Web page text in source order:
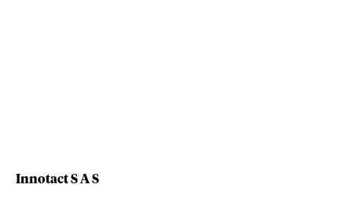
Innotact S A S